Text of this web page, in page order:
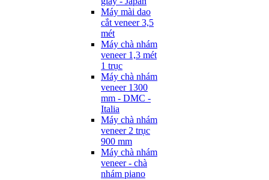
Máy mài dao
cắt veneer 3,5
mét
Máy chà nhám
veneer 1,3 mét
1 trục
Máy chà nhám
veneer 1300
mm - DMC -
Italia
Máy chà nhám
veneer 2 trục
900 mm
Máy chà nhám
veneer - chà
nhám piano